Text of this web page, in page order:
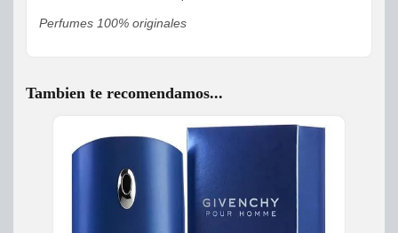
Perfumes 100% originales
Tambien te recomendamos...